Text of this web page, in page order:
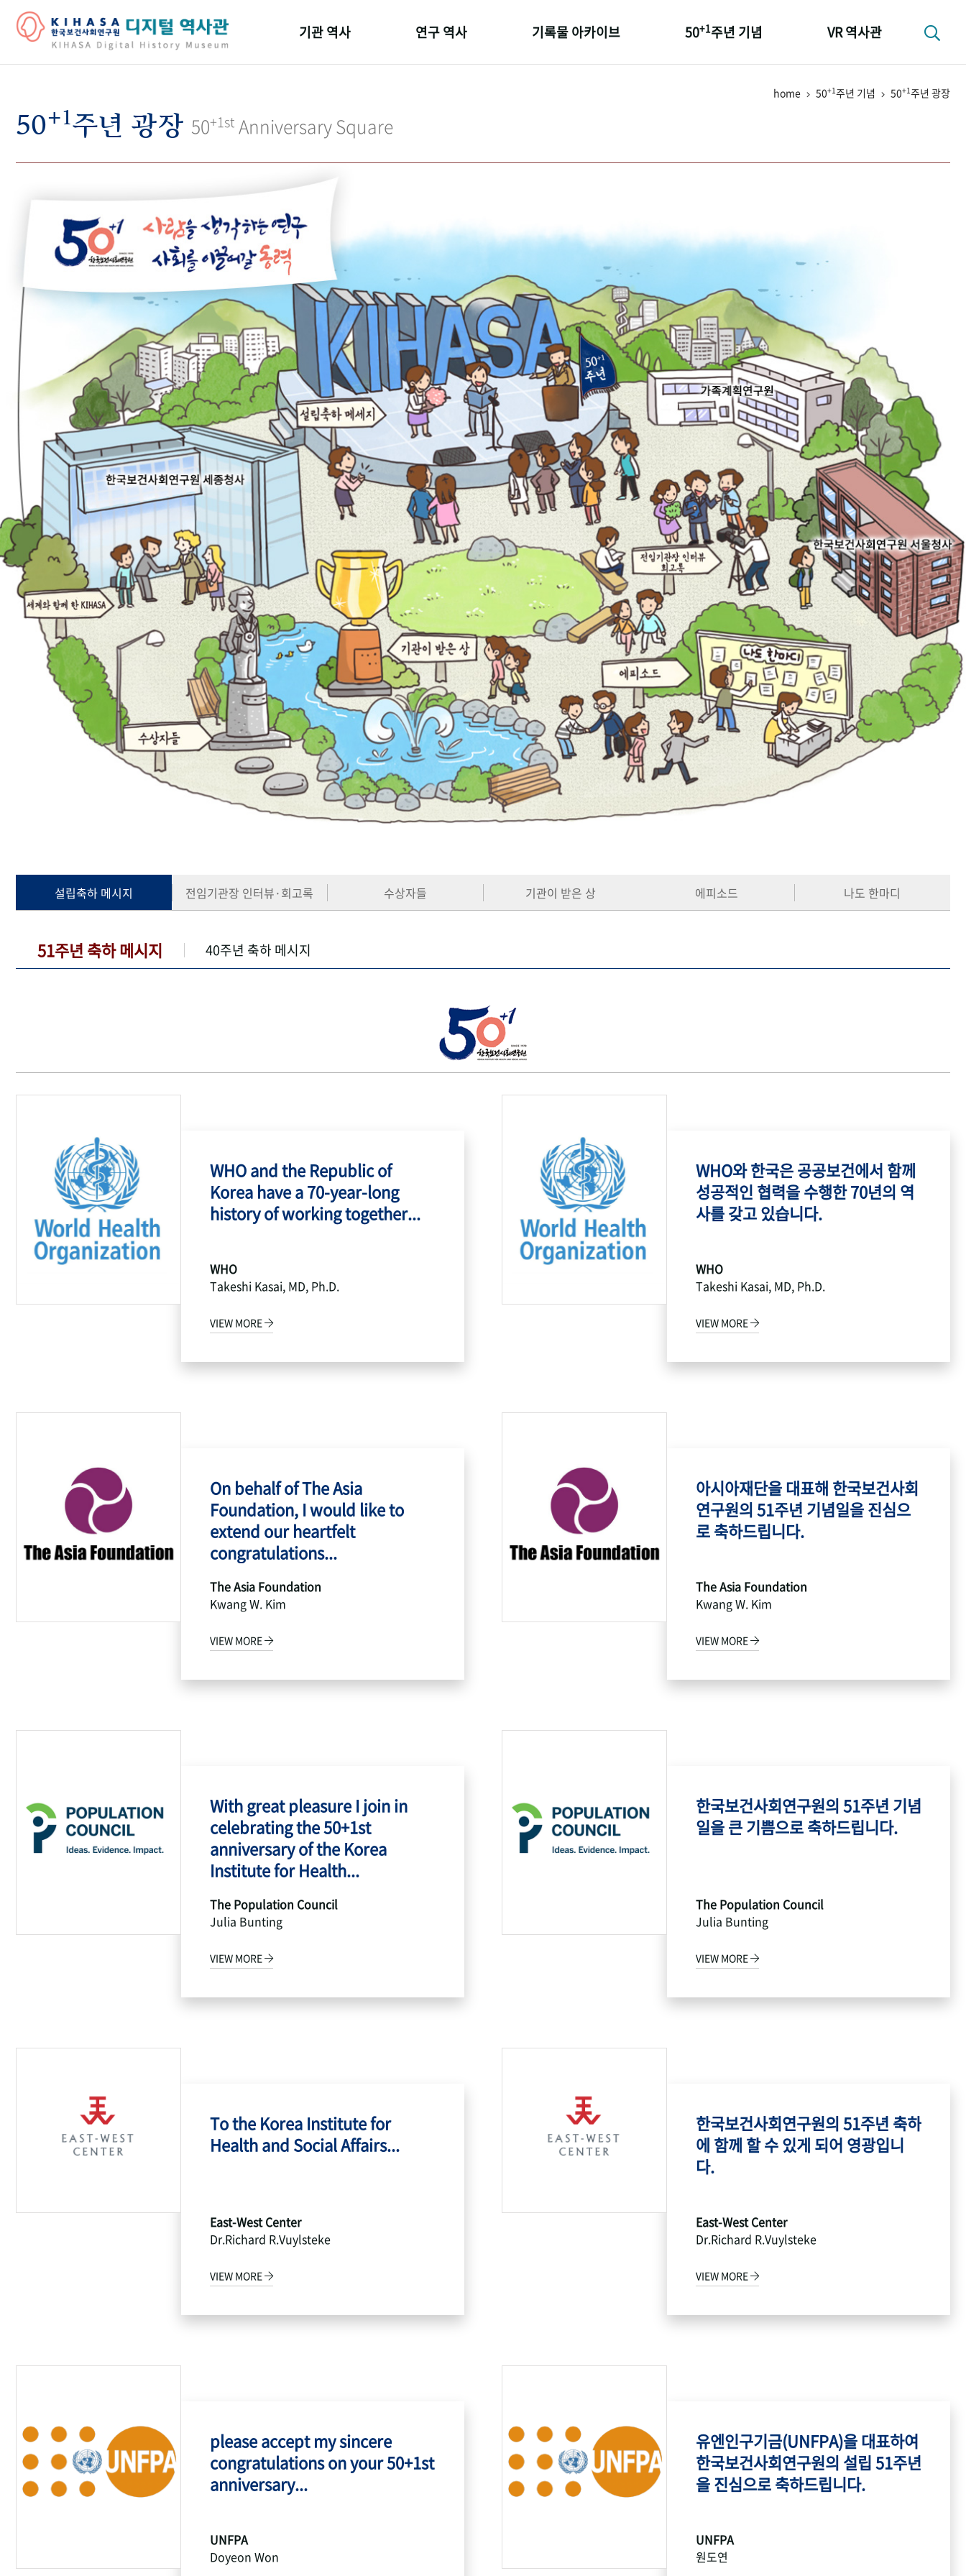
기관 역사
역대 기관장
연구 역사 기록물 아카이브 50+1주년 기념 VR 역사관
home 50+1주년 기념 50+1주년 광장
50+1주년 광장 50+1st Anniversary Square
설립축하 메시지 전임기관장 인터뷰·회고록 수상자들 기관이 받은 상 에피소드 나도 한마디
51주년 축하 메시지 40주년 축하 메시지
WHO and the Republic of
Korea have a 70-year-long
history of working together...
WHO
Takeshi Kasai, MD, Ph.D.
VIEW MORE
WHO와 한국은 공공보건에서 함께
성공적인 협력을 수행한 70년의 역
사를 갖고 있습니다.
WHO
Takeshi Kasai, MD, Ph.D.
VIEW MORE
On behalf of The Asia
Foundation, I would like to
extend our heartfelt
congratulations...
The Asia Foundation
Kwang W. Kim
VIEW MORE
아시아재단을 대표해 한국보건사회
연구원의 51주년 기념일을 진심으
로 축하드립니다.
The Asia Foundation
Kwang W. Kim
VIEW MORE
With great pleasure I join in
celebrating the 50+1st
anniversary of the Korea
Institute for Health...
The Population Council
Julia Bunting
VIEW MORE
한국보건사회연구원의 51주년 기념
일을 큰 기쁨으로 축하드립니다.
The Population Council
Julia Bunting
VIEW MORE
To the Korea Institute for
Health and Social Affairs...
East-West Center
Dr.Richard R.Vuylsteke
VIEW MORE
한국보건사회연구원의 51주년 축하
에 함께 할 수 있게 되어 영광입니
다.
East-West Center
Dr.Richard R.Vuylsteke
VIEW MORE
please accept my sincere
congratulations on your 50+1st
anniversary...
UNFPA
Doyeon Won
유엔인구기금(UNFPA)을 대표하여
한국보건사회연구원의 설립 51주년
을 진심으로 축하드립니다.
UNFPA
원도연